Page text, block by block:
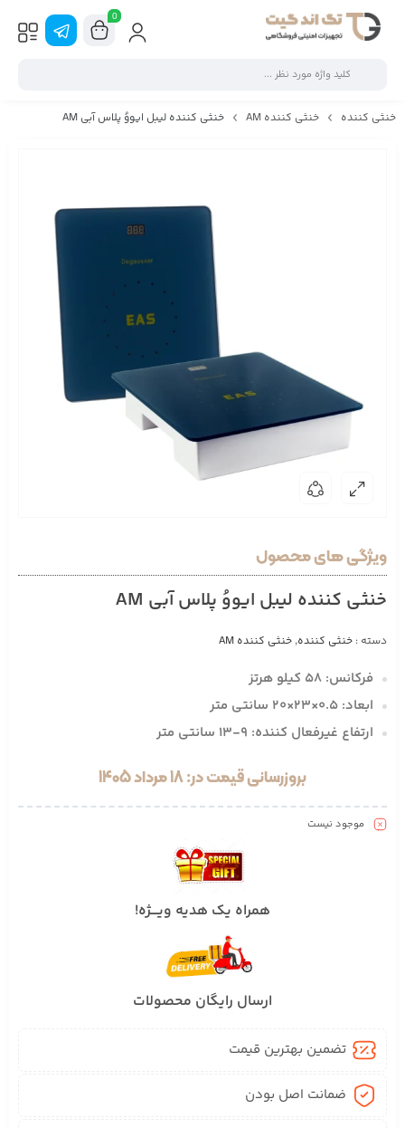
0
خنثی کننده خنثی کننده AM خنثی کننده لیبل ایووُ پلاس آبی AM
ویژگی های محصول
خنثی کننده لیبل ایووُ پلاس آبی AM
دسته : خنثی کننده, خنثی کننده AM
فرکانس: 58 کیلو هرتز
ابعاد: 0.5×23×20 سانتی متر
ارتفاع غیرفعال کننده: 9-13 سانتی متر
بروزرسانی قیمت در: 18 مرداد 1405
موجود نیست
همراه یک هدیه ویــــژه!
ارسال رایگان محصولات
تضمین بهترین قیمت
ضمانت اصل بودن